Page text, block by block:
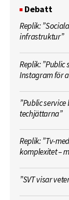
Debatt
Replik:
infrastruktur”
Replik: ”Public
Instagram för
”Public
techjättarna”
Replik: ”Tv-
komplexitet –
”SVT visar